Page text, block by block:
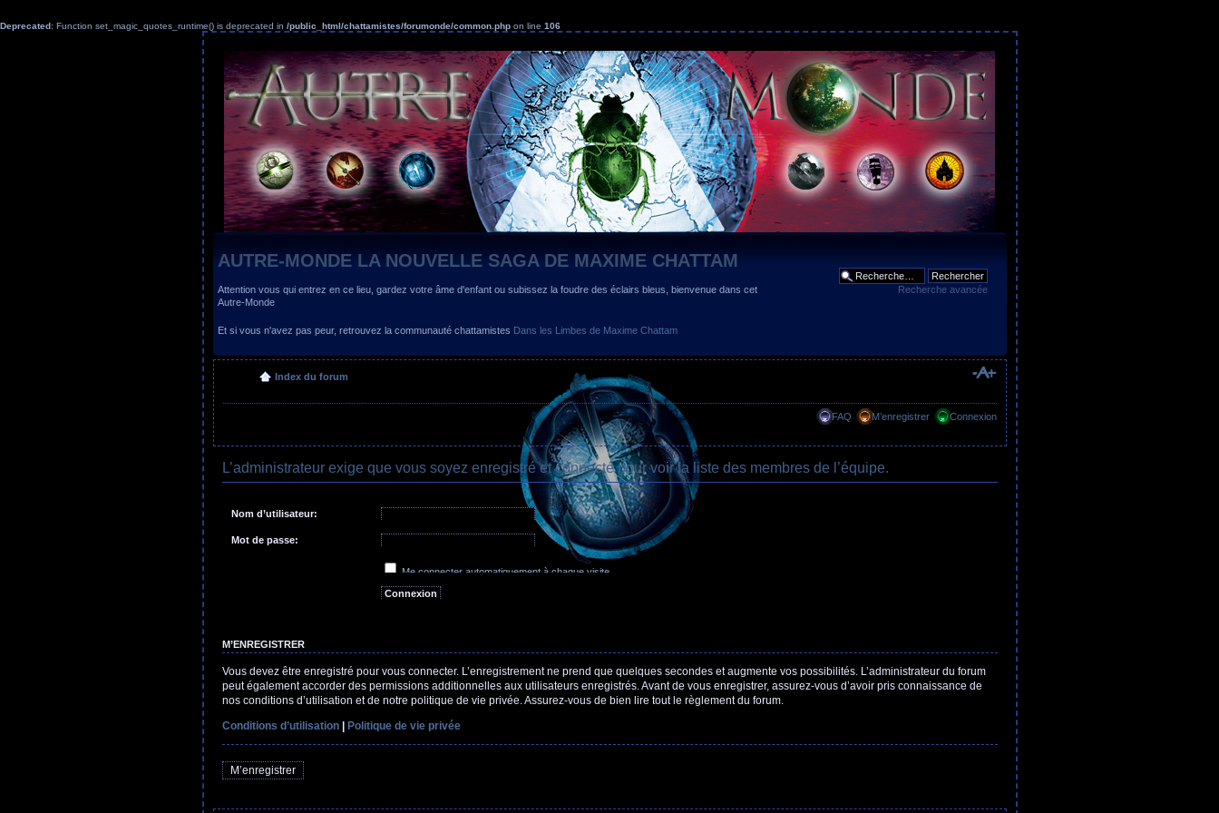
Deprecated: Function set_magic_quotes_runtime() is deprecated in /public_html/chattamistes/forumonde/common.php on line 106
AUTRE-MONDE LA NOUVELLE SAGA DE MAXIME CHATTAM
Attention vous qui entrez en ce lieu, gardez votre âme d'enfant ou subissez la foudre des éclairs bleus, bienvenue dans cet
Autre-Monde
Et si vous n'avez pas peur, retrouvez la communauté chattamistes Dans les Limbes de Maxime Chattam
Recherche avancée
Index du forum
FAQ M’enregistrer Connexion
L’administrateur exige que vous soyez enregistré et connecté pour voir la liste des membres de l’équipe.
Nom d’utilisateur:
Mot de passe:
Me connecter automatiquement à chaque visite
Cacher mon statut en ligne pour cette session
M’ENREGISTRER
Vous devez être enregistré pour vous connecter. L’enregistrement ne prend que quelques secondes et augmente vos possibilités. L’administrateur du forum
peut également accorder des permissions additionnelles aux utilisateurs enregistrés. Avant de vous enregistrer, assurez-vous d’avoir pris connaissance de
nos conditions d’utilisation et de notre politique de vie privée. Assurez-vous de bien lire tout le règlement du forum.
Conditions d’utilisation| Politique de vie privée
M’enregistrer